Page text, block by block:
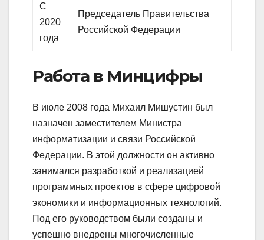
С
2020
года
Председатель Правительства
Российской Федерации
Работа в Минцифры
В июле 2008 года Михаил Мишустин был
назначен заместителем Министра
информатизации и связи Российской
Федерации. В этой должности он активно
занимался разработкой и реализацией
программных проектов в сфере цифровой
экономики и информационных технологий.
Под его руководством были созданы и
успешно внедрены многочисленные